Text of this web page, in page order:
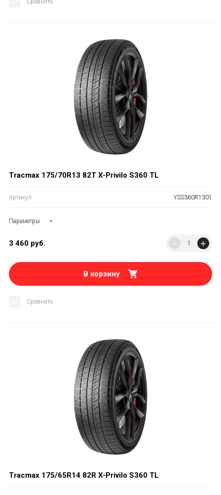
Сравнить
Tracmax 175/70R13 82T X-Privilo S360 TL
Артикул: YSS360R1301
Параметры
3 460 руб. − +
В корзину
Сравнить
Tracmax 175/65R14 82R X-Privilo S360 TL